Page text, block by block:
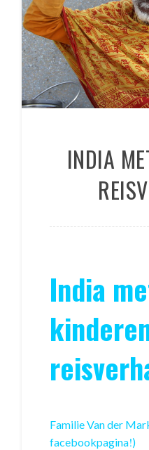
INDIA
India
Familie Van der
facebookpagina!)